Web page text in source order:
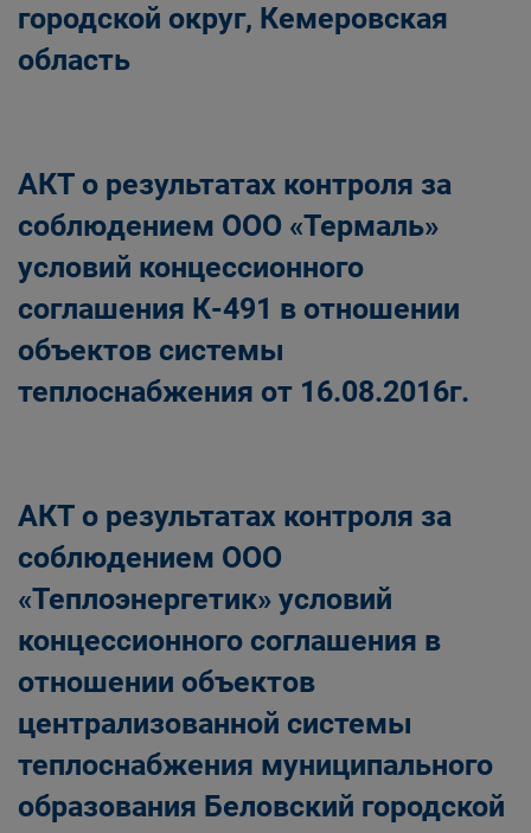
городской округ, Кемеровская
область
АКТ о результатах контроля за
соблюдением ООО «Термаль»
условий концессионного
соглашения К-491 в отношении
объектов системы
теплоснабжения от 16.08.2016г.
АКТ о результатах контроля за
соблюдением ООО
«Теплоэнергетик» условий
концессионного соглашения в
отношении объектов
централизованной системы
теплоснабжения муниципального
образования Беловский городской